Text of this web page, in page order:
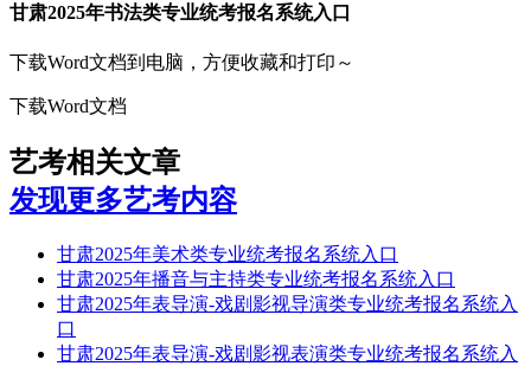
甘肃2025年书法类专业统考报名系统入口
下载Word文档到电脑，方便收藏和打印～
下载Word文档
艺考相关文章
发现更多艺考内容
甘肃2025年美术类专业统考报名系统入口
甘肃2025年播音与主持类专业统考报名系统入口
甘肃2025年表导演-戏剧影视导演类专业统考报名系统入
口
甘肃2025年表导演-戏剧影视表演类专业统考报名系统入